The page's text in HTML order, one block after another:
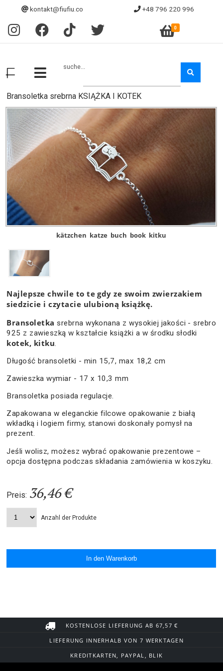
kontakt@fiufiu.co +48 796 220 996
0
suche...
Bransoletka srebrna KSIĄŻKA I KOTEK
kätzchen katze buch book kitku
Najlepsze chwile to te gdy ze swoim zwierzakiem
siedzicie i czytacie ulubioną książkę.
Bransoletkasrebrna wykonana z wysokiej jakości - srebro
925 z zawieszką w kształcie książki a w środku słodki
kotek, kitku.
Długość bransoletki - min 15,7, max 18,2 cm
Zawieszka wymiar - 17 x 10,3 mm
Bransoletka posiada regulacje.
Zapakowana w eleganckie filcowe opakowanie z białą
wkładką i logiem firmy, stanowi doskonały pomysł na
prezent.
Jeśli wolisz, możesz wybrać opakowanie prezentowe –
opcja dostępna podczas składania zamówienia w koszyku.
Preis: 36,46 €
Anzahl der Produkte
KOSTENLOSE LIEFERUNG AB 67,57 €
LIEFERUNG INNERHALB VON 7 WERKTAGEN
KREDITKARTEN, PAYPAL, BLIK